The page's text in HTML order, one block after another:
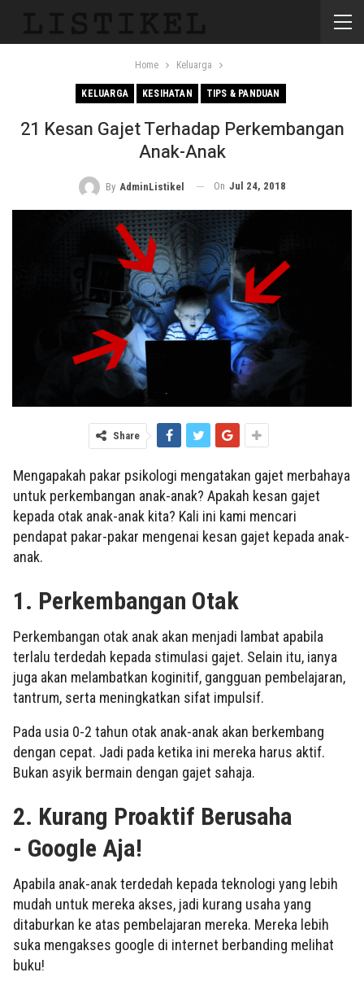
Home Keluarga
KELUARGA KESIHATAN TIPS & PANDUAN
21 Kesan Gajet Terhadap Perkembangan
Anak-Anak
By AdminListikel On Jul 24, 2018
Share
Mengapakah pakar psikologi mengatakan gajet merbahaya
untuk perkembangan anak-anak? Apakah kesan gajet
kepada otak anak-anak kita? Kali ini kami mencari
pendapat pakar-pakar mengenai kesan gajet kepada anak-
anak.
1. Perkembangan Otak
Perkembangan otak anak akan menjadi lambat apabila
terlalu terdedah kepada stimulasi gajet. Selain itu, ianya
juga akan melambatkan koginitif, gangguan pembelajaran,
tantrum, serta meningkatkan sifat impulsif.
Pada usia 0-2 tahun otak anak-anak akan berkembang
dengan cepat. Jadi pada ketika ini mereka harus aktif.
Bukan asyik bermain dengan gajet sahaja.
2. Kurang Proaktif Berusaha
- Google Aja!
Apabila anak-anak terdedah kepada teknologi yang lebih
mudah untuk mereka akses, jadi kurang usaha yang
ditaburkan ke atas pembelajaran mereka. Mereka lebih
suka mengakses google di internet berbanding melihat
buku!